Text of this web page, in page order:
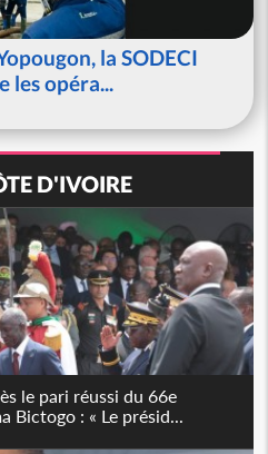
la SODECI
les opéra...
D'IVOIRE
le pari réussi du 66e
Bictogo : « Le présid...